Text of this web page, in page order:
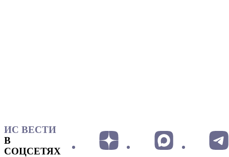
ИС ВЕСТИ
В
СОЦСЕТЯХ